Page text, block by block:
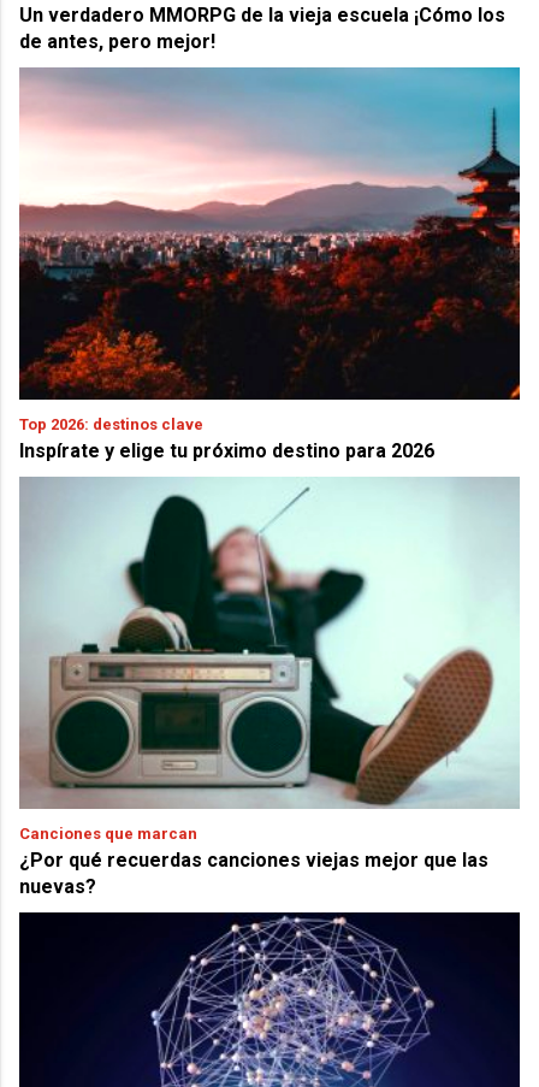
Un verdadero MMORPG de la vieja escuela ¡Cómo los
de antes, pero mejor!
Top 2026: destinos clave
Inspírate y elige tu próximo destino para 2026
Canciones que marcan
¿Por qué recuerdas canciones viejas mejor que las
nuevas?